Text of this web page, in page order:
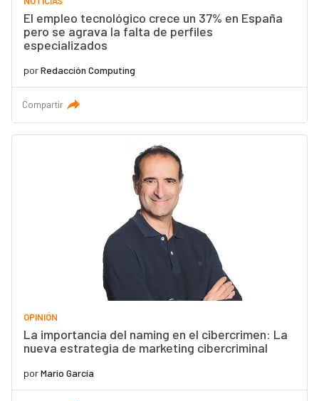
El empleo tecnológico crece un 37% en España
pero se agrava la falta de perfiles
especializados
porRedacción Computing
Compartir
OPINIÓN
La importancia del naming en el cibercrimen: La
nueva estrategia de marketing cibercriminal
porMario García